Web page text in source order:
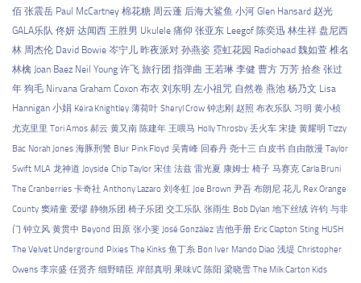
佰 张震岳 Paul McCartney 棉花糖 周云蓬 后海大鲨鱼 小河 Glen Hansard 赵光
GALA乐队 佟妍 达闻西 王胜男 Ukulele 痛仰 张亚东 Leegof 陈奕迅 林生祥 盘尼西
林 周杰伦 David Bowie 岑宁儿 昨夜派对 孙燕姿 霓虹花园 Radiohead 魏如萱 椎名
林檎 Joan Baez Neil Young 许飞 旅行团 指弹曲 王若琳 李健 曹方 万芳 拾叁 张过
年 狗毛 Nirvana Graham Coxon 布衣 刘东明 左小祖咒 自然卷 燕池 杨乃文 Lisa
Hannigan 小娟 Keira Knightley 薄荷叶 Sheryl Crow 钟志刚 赵照 布衣乐队 习明 黄小桢
尤克里里 Tori Amos 郝云 黄又南 陈建年 王喂马 Holly Throsby 丢火车 宋捷 黄耀明 Tizzy
Bac Norah Jones 海豚刑警 Blur Pink Floyd 吴青峰 回春丹 尧十三 白皮书 自由散漫 Taylor
Swift MLA 龙神道 Joyside Chip Taylor 宋佳 法兹 雷光夏 康姆士 椅子 马赛克 Carla Bruni
The Cranberries 卡奇社 Anthony Lazaro 刘冬虹 Joe Brown 尹吾 布朗尼 花儿 Rex Orange
County 窦靖童 爱缪 静物乐团 椅子乐团 交工乐队 张雨生 Bob Dylan 地下丝绒 许钧 与非
门 钟立风 黄贯中 Beyond 田原 张小斐 José González 吉他手册 Eric Clapton Sting HUSH
The Velvet Underground Pixies The Kinks 鱼丁糸 Bon Iver Mando Diao 浅堤 Christopher
Owens 李宗盛 任贤齐 细野晴臣 岸部真明 果味VC 陈阳 梁晓雪 The Milk Carton Kids